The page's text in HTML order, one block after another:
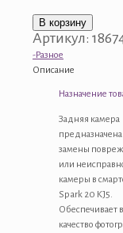
Количество
товара
Камера
для
В корзину
Артикул:
-Разное
Описание
Назначение
Задняя камера
замены
или
камеры в
Spark 20 KJ5.
Обеспечивает
качество